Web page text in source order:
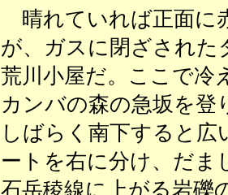
晴れていれば正面に
が、ガスに閉ざされた
荒川小屋だ。ここで冷
カンバの森の急坂を登
しばらく南下すると広
ートを右に分け、だま
石岳稜線に上がる岩礫